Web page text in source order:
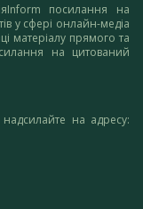
посилання на
у сфері онлайн-медіа
матеріалу прямого та
на цитований
на адресу: